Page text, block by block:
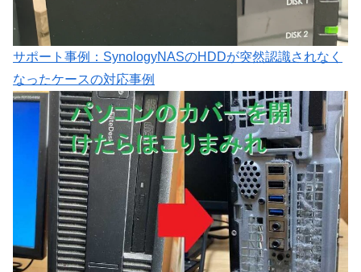
サポート事例：SynologyNASのHDDが突然認識されなく
なったケースの対応事例